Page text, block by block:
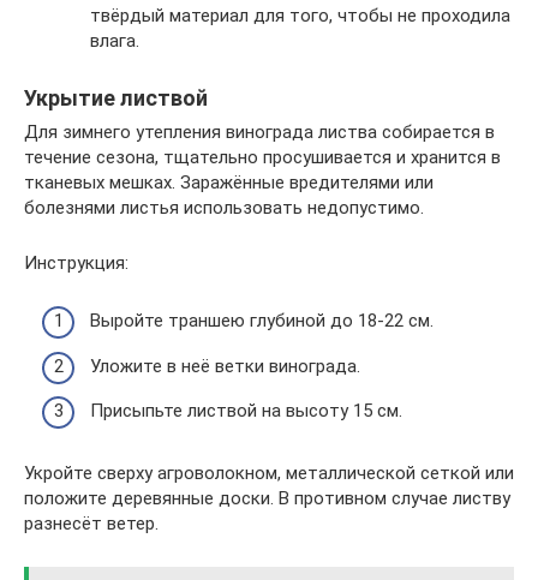
твёрдый материал для того, чтобы не проходила
влага.
Укрытие листвой
Для зимнего утепления винограда листва собирается в
течение сезона, тщательно просушивается и хранится в
тканевых мешках. Заражённые вредителями или
болезнями листья использовать недопустимо.
Инструкция:
Выройте траншею глубиной до 18-22 см.
Уложите в неё ветки винограда.
Присыпьте листвой на высоту 15 см.
Укройте сверху агроволокном, металлической сеткой или
положите деревянные доски. В противном случае листву
разнесёт ветер.